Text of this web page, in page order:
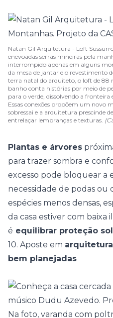
Natan Gil Arquitetura - Loft
enevoadas serras mineiras pela
interrompido apenas em alguns
da mesa de jantar e o revestimento
terra natal do arquiteto, o loft de 88
banho conta histórias por meio de
para o verde, dissolvendo a
Essas conexões propõem um novo
sobressai e a arquitetura prescinde
entrelaçar lembranças e texturas.
Plantas e árvores
para trazer sombra e
excesso pode bloquear a
necessidade de podas ou
espécies menos densas,
da casa estiver com baixa
é equilibrar proteção
10. Aposte em
bem planejadas